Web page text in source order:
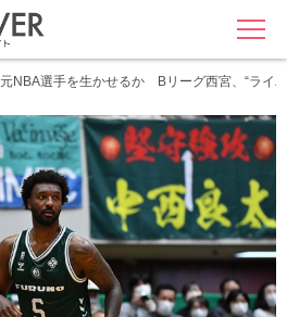
MENU
元NBA選手を生かせるか Bリーグ西宮、“ライ